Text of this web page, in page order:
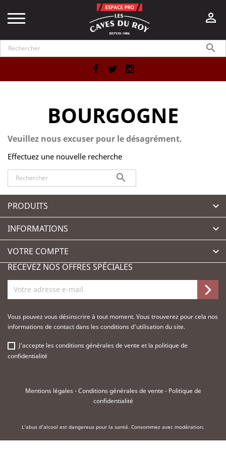


Facebook
BOURGOGNE
Veuillez nous excuser pour le désagrément.
Effectuez une nouvelle recherche

PRODUITS 
INFORMATIONS 
VOTRE COMPTE 
RECEVEZ NOS OFFRES SPÉCIALES
Vous pouvez vous désinscrire à tout moment. Vous trouverez pour cela nos
informations de contact dans les conditions d'utilisation du site.
J'accepte lesconditions générales de vente et la politique de
confidentialité
Mentions légales-Conditions générales de vente - Politique de
confidentialité
L'abus d'alcool est dangereux pour la santé. Consommez avec modération.